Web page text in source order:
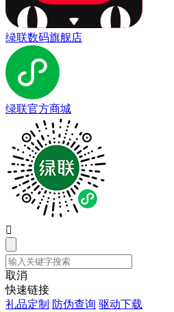
绿联数码旗舰店
绿联官方商城

取消
快速链接
礼品定制 防伪查询 驱动下载